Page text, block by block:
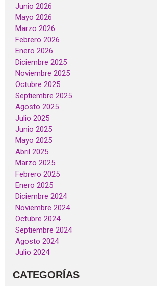
Junio 2026
Mayo 2026
Marzo 2026
Febrero 2026
Enero 2026
Diciembre 2025
Noviembre 2025
Octubre 2025
Septiembre 2025
Agosto 2025
Julio 2025
Junio 2025
Mayo 2025
Abril 2025
Marzo 2025
Febrero 2025
Enero 2025
Diciembre 2024
Noviembre 2024
Octubre 2024
Septiembre 2024
Agosto 2024
Julio 2024
CATEGORÍAS